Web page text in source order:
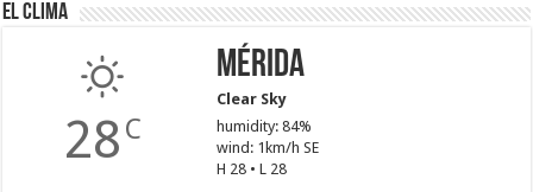
El Clima
28 C
Mérida
Clear Sky
humidity: 84%
wind: 1km/h SE
H 28 • L 28